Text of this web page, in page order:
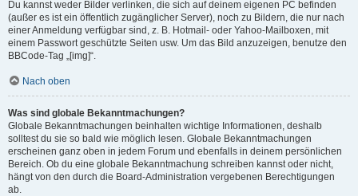
Du kannst weder Bilder verlinken, die sich auf deinem eigenen PC befinden
(außer es ist ein öffentlich zugänglicher Server), noch zu Bildern, die nur nach
einer Anmeldung verfügbar sind, z. B. Hotmail- oder Yahoo-Mailboxen, mit
einem Passwort geschützte Seiten usw. Um das Bild anzuzeigen, benutze den
BBCode-Tag „[img]“.
Nach oben
Was sind globale Bekanntmachungen?
Globale Bekanntmachungen beinhalten wichtige Informationen, deshalb
solltest du sie so bald wie möglich lesen. Globale Bekanntmachungen
erscheinen ganz oben in jedem Forum und ebenfalls in deinem persönlichen
Bereich. Ob du eine globale Bekanntmachung schreiben kannst oder nicht,
hängt von den durch die Board-Administration vergebenen Berechtigungen
ab.